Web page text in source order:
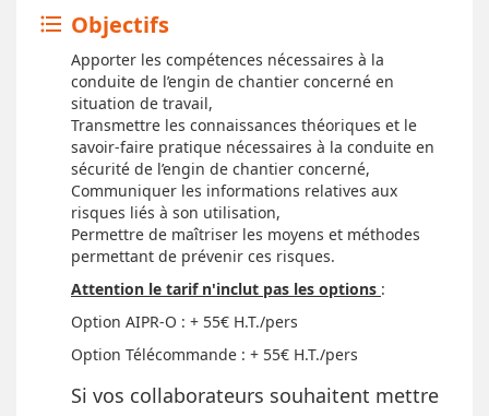
format_list_bulleted Objectifs
Apporter les compétences nécessaires à la
conduite de l’engin de chantier concerné en
situation de travail,
Transmettre les connaissances théoriques et le
savoir-faire pratique nécessaires à la conduite en
sécurité de l’engin de chantier concerné,
Communiquer les informations relatives aux
risques liés à son utilisation,
Permettre de maîtriser les moyens et méthodes
permettant de prévenir ces risques.
Attention le tarif n'inclut pas les options :
Option AIPR-O : + 55€ H.T./pers
Option Télécommande : + 55€ H.T./pers
​Si vos collaborateurs souhaitent mettre